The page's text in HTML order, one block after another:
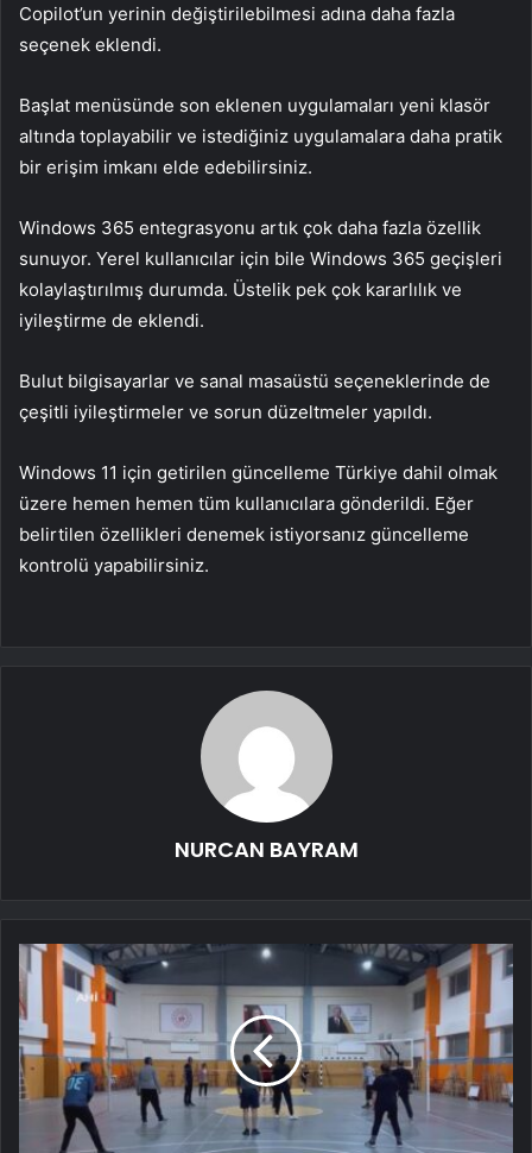
Copilot’un yerinin değiştirilebilmesi adına daha fazla
seçenek eklendi.
Başlat menüsünde son eklenen uygulamaları yeni klasör
altında toplayabilir ve istediğiniz uygulamalara daha pratik
bir erişim imkanı elde edebilirsiniz.
Windows 365 entegrasyonu artık çok daha fazla özellik
sunuyor. Yerel kullanıcılar için bile Windows 365 geçişleri
kolaylaştırılmış durumda. Üstelik pek çok kararlılık ve
iyileştirme de eklendi.
Bulut bilgisayarlar ve sanal masaüstü seçeneklerinde de
çeşitli iyileştirmeler ve sorun düzeltmeler yapıldı.
Windows 11 için getirilen güncelleme Türkiye dahil olmak
üzere hemen hemen tüm kullanıcılara gönderildi. Eğer
belirtilen özellikleri denemek istiyorsanız güncelleme
kontrolü yapabilirsiniz.
NURCAN BAYRAM